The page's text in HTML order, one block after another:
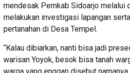
mendesak Pemkab Sidoarjo melalui
melakukan investigasi lapangan
pertanahan di Desa Tempel.
“Kalau dibiarkan, nanti bisa jadi
warisan Yoyok, besok bisa tanah
warga yang enggan disebut namanya.